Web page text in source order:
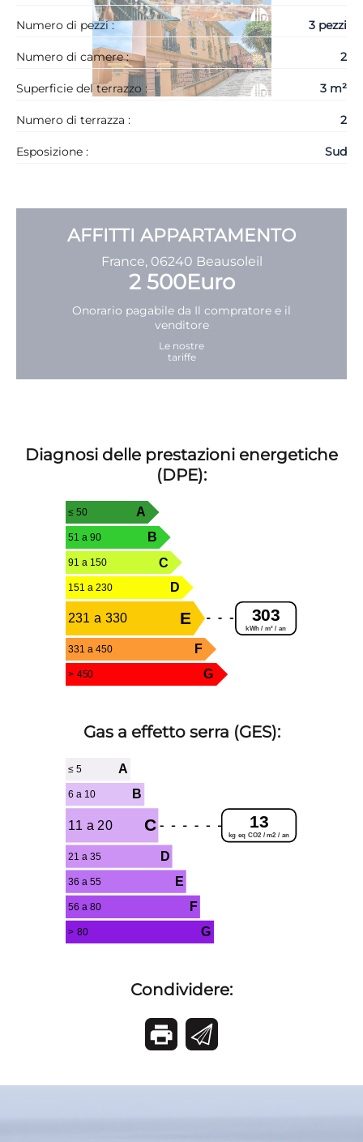
Numero di pezzi : 3 pezzi
Numero di camere : 2
Superficie del terrazzo : 3 m²
Numero di terrazza : 2
Esposizione : Sud
AFFITTI APPARTAMENTO
France, 06240 Beausoleil
2 500Euro
Onorario pagabile da Il compratore e il
venditore
Le nostre
tariffe
Diagnosi delle prestazioni energetiche
(DPE):
≤ 50 A
51 a 90 B
91 a 150 C
151 a 230 D
303
kWh / m² / an
231 a 330 E
331 a 450 F
> 450 G
Gas a effetto serra (GES):
≤ 5 A
6 a 10 B
13
kg eq CO2 / m2 / an
11 a 20 C
21 a 35 D
36 a 55 E
56 a 80 F
> 80 G
Condividere: